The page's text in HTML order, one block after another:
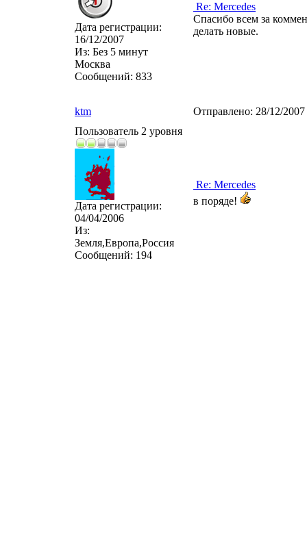
Дата регистрации:
16/12/2007
Из: Без 5 минут
Москва
Сообщений: 833
Re: Mercedes
Спасибо всем за
делать новые.
ktm Отправлено: 28/12/
Пользователь 2 уровня
Дата регистрации:
04/04/2006
Из:
Земля,Европа,Россия
Сообщений: 194
Re: Mercedes
в поряде!